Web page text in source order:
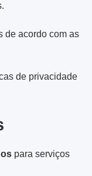
de acordo com as
de privacidade
para serviços